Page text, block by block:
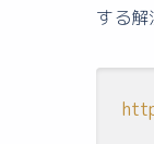
する解